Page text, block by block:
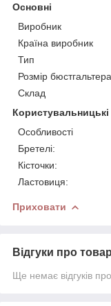
Основні
Виробник
Країна виробник
Тип
Розмір бюстгальтера
Склад
Особливості
Бретелі:
Кісточки:
Ластовиця:
Приховати
Відгуки про товар
Ще немає відгуків